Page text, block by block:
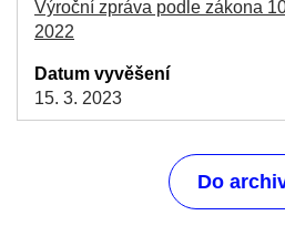
Výroční zpráva podle zákona
2022
15. 3. 2023
Do